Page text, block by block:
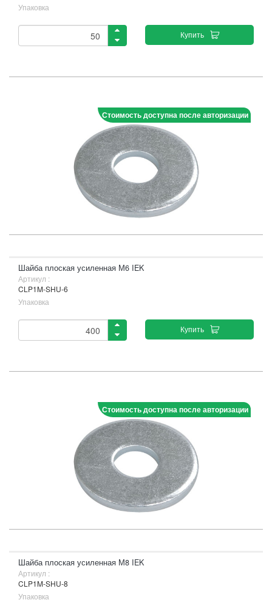
Упаковка
Купить
Стоимость доступна после авторизации
Шайба плоская усиленная М6 IEK
Артикул :
CLP1M-SHU-6
Упаковка
Купить
Стоимость доступна после авторизации
Шайба плоская усиленная М8 IEK
Артикул :
CLP1M-SHU-8
Упаковка